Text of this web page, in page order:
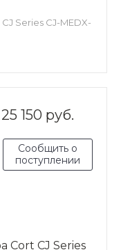
Series CJ-MEDX-
25 150 руб.
Сообщить о
поступлении
Cort CJ Series